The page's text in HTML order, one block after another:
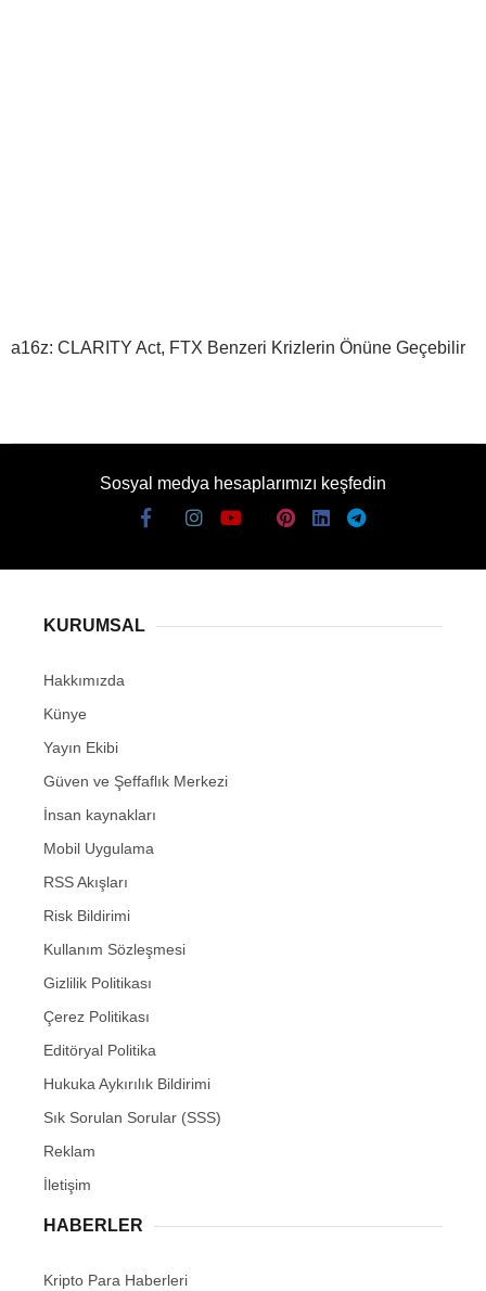
a16z: CLARITY Act, FTX Benzeri Krizlerin Önüne Geçebilir
Sosyal medya hesaplarımızı keşfedin
KURUMSAL
Hakkımızda
Künye
Yayın Ekibi
Güven ve Şeffaflık Merkezi
İnsan kaynakları
Mobil Uygulama
RSS Akışları
Risk Bildirimi
Kullanım Sözleşmesi
Gizlilik Politikası
Çerez Politikası
Editöryal Politika
Hukuka Aykırılık Bildirimi
Sık Sorulan Sorular (SSS)
Reklam
İletişim
HABERLER
Kripto Para Haberleri